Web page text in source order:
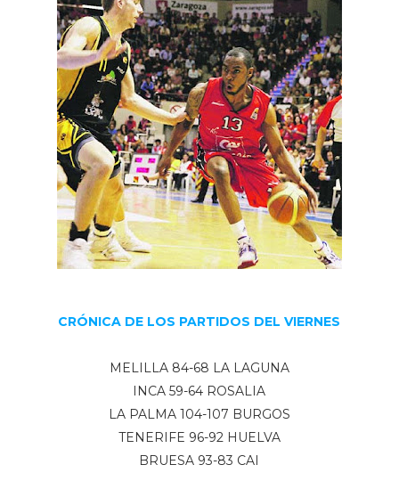
CRÓNICA DE LOS PARTIDOS DEL VIERNES
MELILLA 84-68 LA LAGUNA
INCA 59-64 ROSALIA
LA PALMA 104-107 BURGOS
TENERIFE 96-92 HUELVA
BRUESA 93-83 CAI